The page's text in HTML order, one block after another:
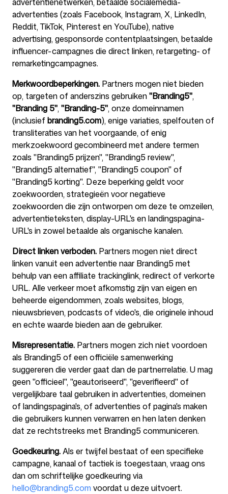
advertenties (zoals Facebook, Instagram, X, LinkedIn,
Reddit, TikTok, Pinterest en YouTube), native
advertising, gesponsorde contentplaatsingen, betaalde
influencer-campagnes die direct linken, retargeting- of
remarketingcampagnes.
Merkwoordbeperkingen. Partners mogen niet bieden
op, targeten of anderszins gebruiken"Branding5",
"Branding 5", "Branding-5", onze domeinnamen
(inclusiefbranding5.com), enige variaties, spelfouten of
transliteraties van het voorgaande, of enig
merkzoekwoord gecombineerd met andere termen
zoals "Branding5 prijzen", "Branding5 review",
"Branding5 alternatief", "Branding5 coupon" of
"Branding5 korting". Deze beperking geldt voor
zoekwoorden, strategieën voor negatieve
zoekwoorden die zijn ontworpen om deze te omzeilen,
advertentieteksten, display-URL's en landingspagina-
URL's in zowel betaalde als organische kanalen.
Direct linken verboden. Partners mogen niet direct
linken vanuit een advertentie naar Branding5 met
behulp van een affiliate trackinglink, redirect of verkorte
URL. Alle verkeer moet afkomstig zijn van eigen en
beheerde eigendommen, zoals websites, blogs,
nieuwsbrieven, podcasts of video's, die originele inhoud
en echte waarde bieden aan de gebruiker.
Misrepresentatie. Partners mogen zich niet voordoen
als Branding5 of een officiële samenwerking
suggereren die verder gaat dan de partnerrelatie. U mag
geen "officieel", "geautoriseerd", "geverifieerd" of
vergelijkbare taal gebruiken in advertenties, domeinen
of landingspagina's, of advertenties of pagina's maken
die gebruikers kunnen verwarren en hen laten denken
dat ze rechtstreeks met Branding5 communiceren.
Goedkeuring.Als er twijfel bestaat of een specifieke
campagne, kanaal of tactiek is toegestaan, vraag ons
dan om schriftelijke goedkeuring via
hello@branding5.comvoordat u deze uitvoert.